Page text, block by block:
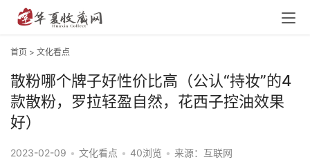
首页 > 文化看点
散粉哪个牌子好性价比高（公认“持妆”的4
款散粉，罗拉轻盈自然，花西子控油效果
好）
2023-02-09 • 文化看点 • 40浏览 • 来源：互联网